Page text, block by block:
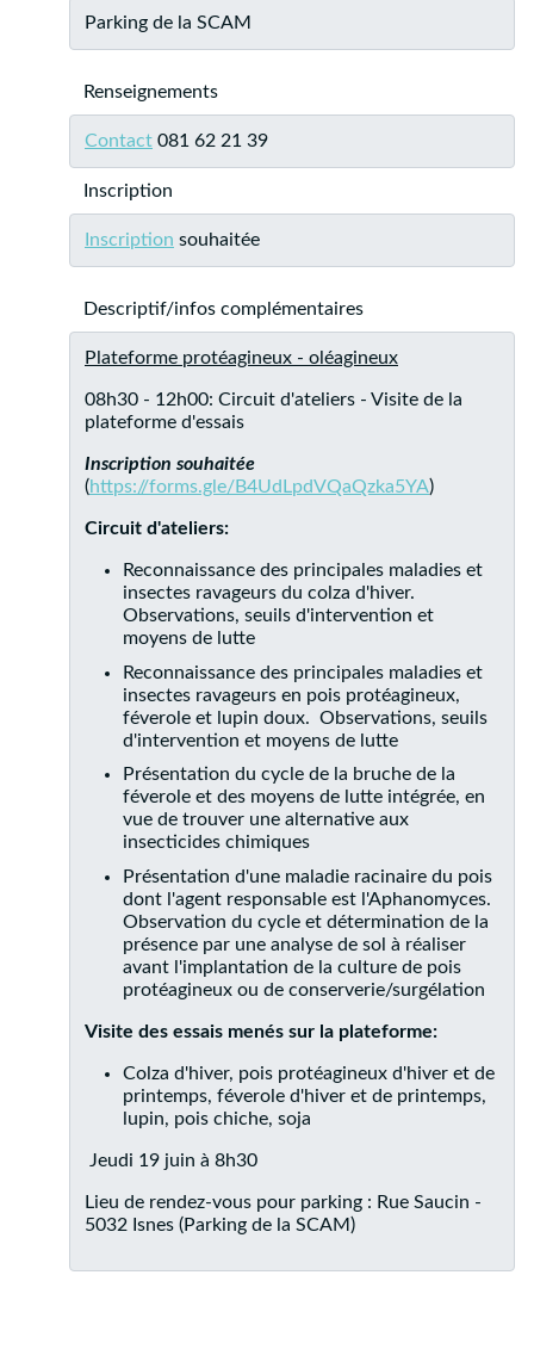
Parking de la SCAM
Renseignements
Contact 081 62 21 39
Inscription
Inscription souhaitée
Descriptif/infos complémentaires
Plateforme protéagineux - oléagineux
08h30 - 12h00: Circuit d'ateliers - Visite de la
plateforme d'essais
Inscription souhaitée
(https://forms.gle/B4UdLpdVQaQzka5YA)
Circuit d'ateliers:
Reconnaissance des principales maladies et
insectes ravageurs du colza d'hiver.
Observations, seuils d'intervention et
moyens de lutte
Reconnaissance des principales maladies et
insectes ravageurs en pois protéagineux,
féverole et lupin doux. Observations, seuils
d'intervention et moyens de lutte
Présentation du cycle de la bruche de la
féverole et des moyens de lutte intégrée, en
vue de trouver une alternative aux
insecticides chimiques
Présentation d'une maladie racinaire du pois
dont l'agent responsable est l'Aphanomyces.
Observation du cycle et détermination de la
présence par une analyse de sol à réaliser
avant l'implantation de la culture de pois
protéagineux ou de conserverie/surgélation
Visite des essais menés sur la plateforme:
Colza d'hiver, pois protéagineux d'hiver et de
printemps, féverole d'hiver et de printemps,
lupin, pois chiche, soja
Jeudi 19 juin à 8h30
Lieu de rendez-vous pour parking : Rue Saucin -
5032 Isnes (Parking de la SCAM)